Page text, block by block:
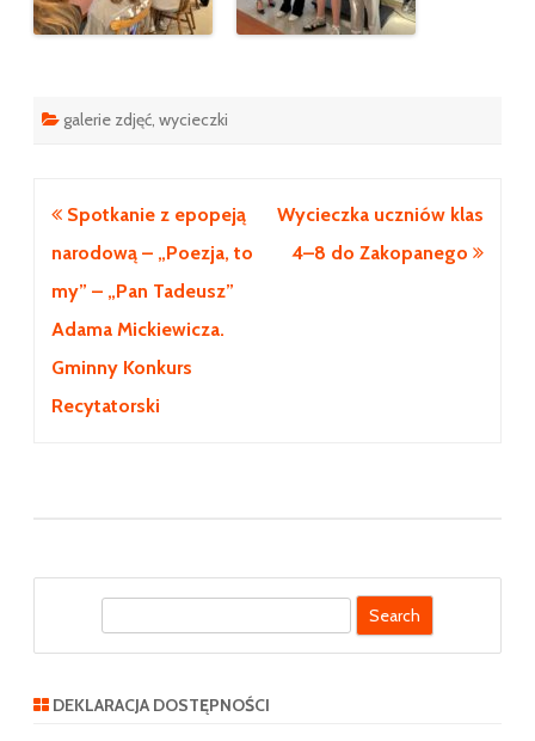
galerie zdjęć wycieczki
Nawigacja
wpisu
Spotkanie z epopeją
narodową – „Poezja, to
my” – „Pan Tadeusz”
Adama Mickiewicza.
Gminny Konkurs
Recytatorski
Wycieczka uczniów klas
4–8 do Zakopanego
r
DEKLARACJA DOSTĘPNOŚCI